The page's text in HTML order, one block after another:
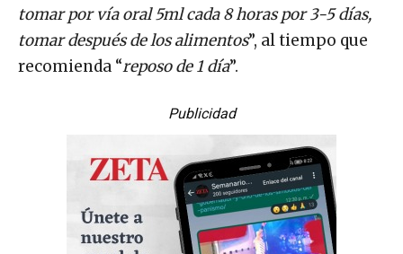
tomar por vía oral 5ml cada 8 horas por 3-5 días,
tomar después de los alimentos”, al tiempo que
recomienda “reposo de 1 día”.
Publicidad